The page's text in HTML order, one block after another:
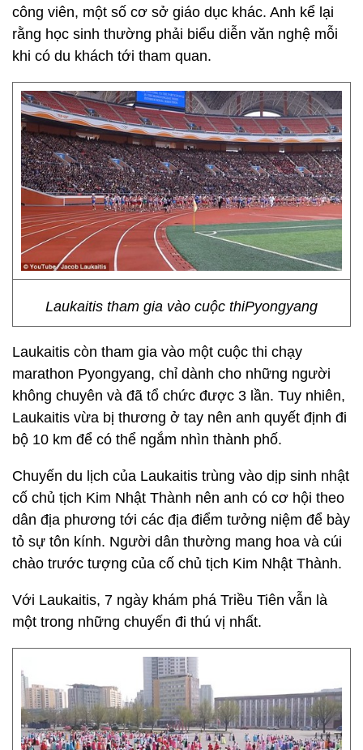
công viên, một số cơ sở giáo dục khác. Anh kể lại
rằng học sinh thường phải biểu diễn văn nghệ mỗi
khi có du khách tới tham quan.
Laukaitis tham gia vào cuộc thiPyongyang
Laukaitis còn tham gia vào một cuộc thi chạy
marathon Pyongyang, chỉ dành cho những người
không chuyên và đã tổ chức được 3 lần. Tuy nhiên,
Laukaitis vừa bị thương ở tay nên anh quyết định đi
bộ 10 km để có thể ngắm nhìn thành phố.
Chuyến du lịch của Laukaitis trùng vào dịp sinh nhật
cố chủ tịch Kim Nhật Thành nên anh có cơ hội theo
dân địa phương tới các địa điểm tưởng niệm để bày
tỏ sự tôn kính. Người dân thường mang hoa và cúi
chào trước tượng của cố chủ tịch Kim Nhật Thành.
Với Laukaitis, 7 ngày khám phá Triều Tiên vẫn là
một trong những chuyến đi thú vị nhất.